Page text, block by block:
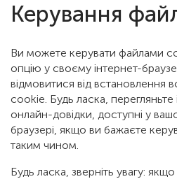
Керування
Ви можете керувати файлами
опцію у своєму інтернет-
відмовитися від встановлення
cookie. Будь ласка, перегляньте
онлайн-довідки, доступні у
браузері, якщо ви бажаєте
таким чином.
Будь ласка, зверніть увагу: